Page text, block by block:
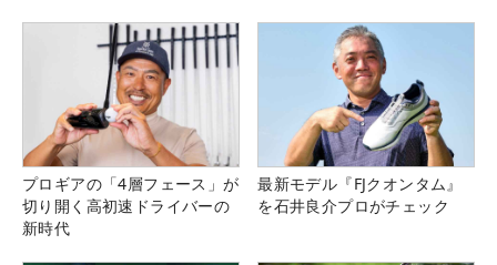
プロギアの「4層フェース」が
切り開く高初速ドライバーの
新時代
最新モデル『FJクオンタム』
を石井良介プロがチェック